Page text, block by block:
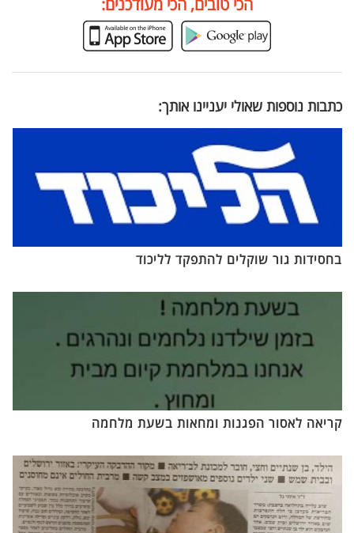
כתבות נוספות שאולי יעניינו אותך:
בחסידות גור שוקלים להתפקד לליכוד
קריאה לאסור הפגנות ומחאות בשעת מלחמה